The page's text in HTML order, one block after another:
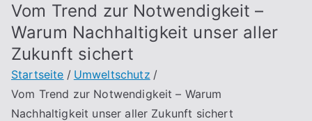
Vom Trend zur Notwendigkeit –
Warum Nachhaltigkeit unser aller
Zukunft sichert
Startseite
Umweltschutz
Vom Trend zur Notwendigkeit – Warum
Nachhaltigkeit unser aller Zukunft sichert